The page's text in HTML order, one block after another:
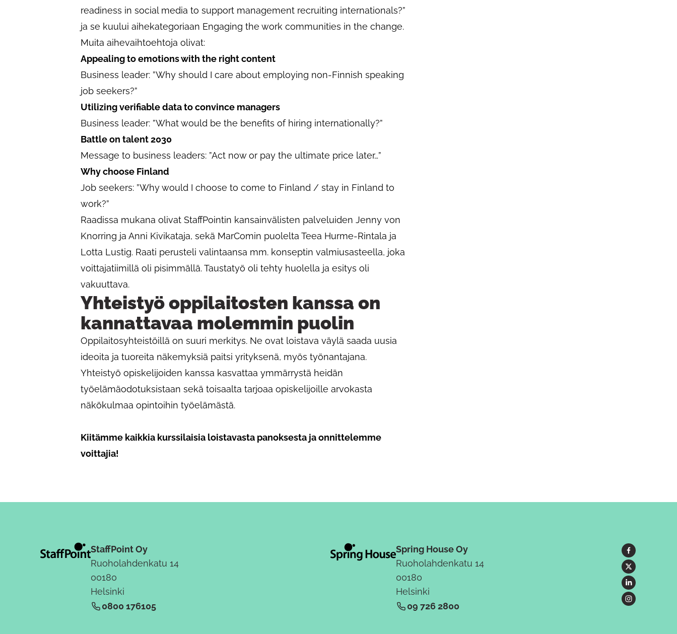
readiness in social media to support management recruiting internationals?”
ja se kuului aihekategoriaan Engaging the work communities in the change.
Muita aihevaihtoehtoja olivat:
Appealing to emotions with the right content
Business leader: ”Why should I care about employing non-Finnish speaking
job seekers?”
Utilizing verifiable data to convince managers
Business leader: ”What would be the benefits of hiring internationally?”
Battle on talent 2030
Message to business leaders: ”Act now or pay the ultimate price later…”
Why choose Finland
Job seekers: ”Why would I choose to come to Finland / stay in Finland to
work?”
Raadissa mukana olivat StaffPointin kansainvälisten palveluiden Jenny von
Knorring ja Anni Kivikataja, sekä MarComin puolelta Teea Hurme-Rintala ja
Lotta Lustig. Raati perusteli valintaansa mm. konseptin valmiusasteella, joka
voittajatiimillä oli pisimmällä. Taustatyö oli tehty huolella ja esitys oli
vakuuttava.
Yhteistyö oppilaitosten kanssa on
kannattavaa molemmin puolin
Oppilaitosyhteistöillä on suuri merkitys. Ne ovat loistava väylä saada uusia
ideoita ja tuoreita näkemyksiä paitsi yrityksenä, myös työnantajana.
Yhteistyö opiskelijoiden kanssa kasvattaa ymmärrystä heidän
työelämäodotuksistaan sekä toisaalta tarjoaa opiskelijoille arvokasta
näkökulmaa opintoihin työelämästä.
Kiitämme kaikkia kurssilaisia loistavasta panoksesta ja onnittelemme
voittajia!
StaffPoint Oy
Ruoholahdenkatu 14
00180
Helsinki
0800 176105
Spring House Oy
Ruoholahdenkatu 14
00180
Helsinki
09 726 2800